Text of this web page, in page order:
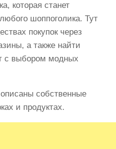
которая станет
шоппоголика. Тут
покупок через
а также найти
с выбором модных
собственные
и продуктах.